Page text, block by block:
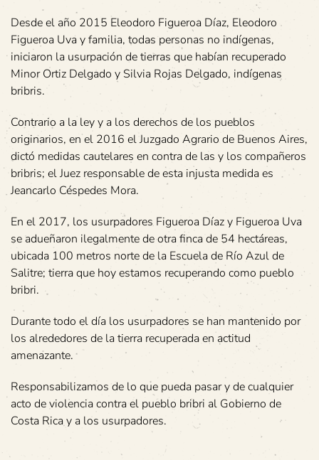
Desde el año 2015 Eleodoro Figueroa Díaz, Eleodoro
Figueroa Uva y familia, todas personas no indígenas,
iniciaron la usurpación de tierras que habían recuperado
Minor Ortiz Delgado y Silvia Rojas Delgado, indígenas
bribris.
Contrario a la ley y a los derechos de los pueblos
originarios, en el 2016 el Juzgado Agrario de Buenos Aires,
dictó medidas cautelares en contra de las y los compañeros
bribris; el Juez responsable de esta injusta medida es
Jeancarlo Céspedes Mora.
En el 2017, los usurpadores Figueroa Díaz y Figueroa Uva
se adueñaron ilegalmente de otra finca de 54 hectáreas,
ubicada 100 metros norte de la Escuela de Río Azul de
Salitre; tierra que hoy estamos recuperando como pueblo
bribri.
Durante todo el día los usurpadores se han mantenido por
los alrededores de la tierra recuperada en actitud
amenazante.
Responsabilizamos de lo que pueda pasar y de cualquier
acto de violencia contra el pueblo bribri al Gobierno de
Costa Rica y a los usurpadores.